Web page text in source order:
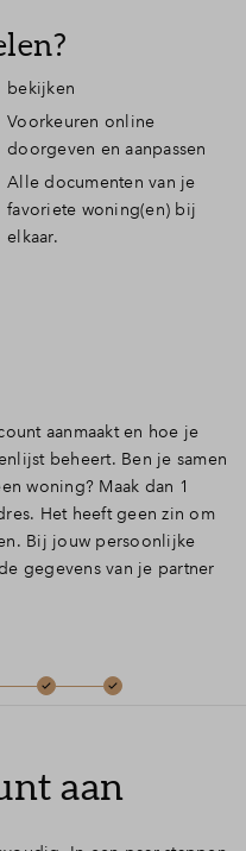
Inloggen
bekijken
Voorkeuren online
doorgeven en aanpassen
Alle documenten van je
favoriete woning(en) bij
elkaar.
aanmaakt en hoe je
beheert. Ben je samen
woning? Maak dan 1
Het heeft geen zin om
Bij jouw persoonlijke
gegevens van je partner
aan